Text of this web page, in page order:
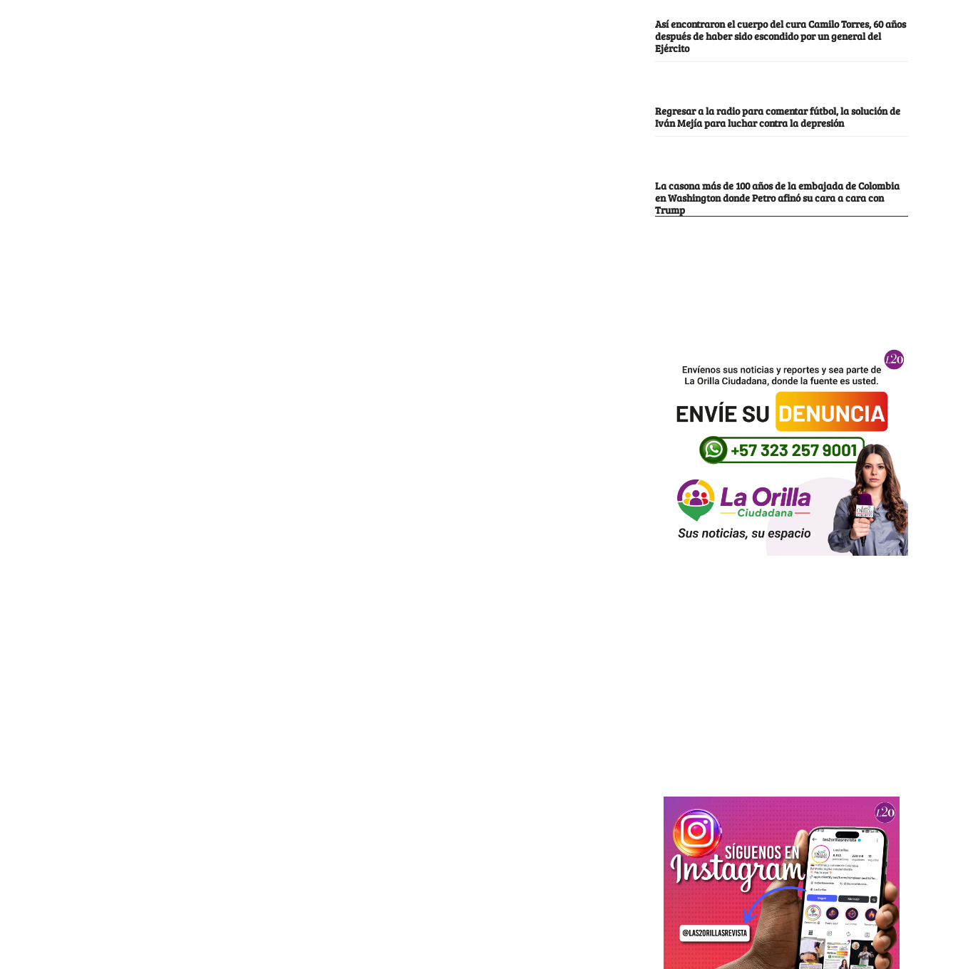
Así encontraron el cuerpo del cura Camilo Torres, 60 años
después de haber sido escondido por un general del
Ejército
Regresar a la radio para comentar fútbol, la solución de
Iván Mejía para luchar contra la depresión
La casona más de 100 años de la embajada de Colombia
en Washington donde Petro afinó su cara a cara con
Trump